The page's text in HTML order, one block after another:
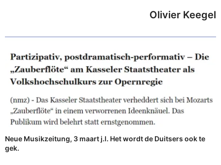
Olivier Keegel
Neue Musikzeitung, 3 maart j.l. Het wordt de Duitsers ook te
gek.